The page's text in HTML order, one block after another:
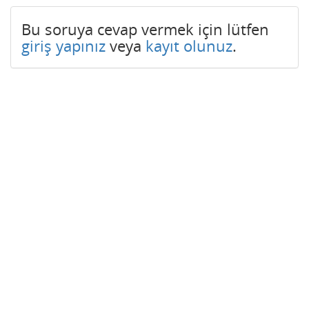
Bu soruya cevap vermek için lütfen
giriş yapınız veya kayıt olunuz.